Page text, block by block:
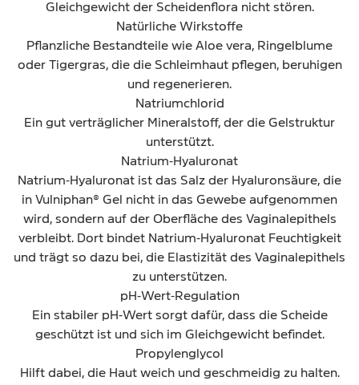
Gleichgewicht der Scheidenflora nicht stören.
Natürliche Wirkstoffe
Pflanzliche Bestandteile wie Aloe vera, Ringelblume
oder Tigergras, die die Schleimhaut pflegen, beruhigen
und regenerieren.
Natriumchlorid
Ein gut verträglicher Mineralstoff, der die Gelstruktur
unterstützt.
Natrium‑Hyaluronat
Natrium‑Hyaluronat ist das Salz der Hyaluronsäure, die
in Vulniphan® Gel nicht in das Gewebe aufgenommen
wird, sondern auf der Oberfläche des Vaginalepithels
verbleibt. Dort bindet Natrium‑Hyaluronat Feuchtigkeit
und trägt so dazu bei, die Elastizität des Vaginalepithels
zu unterstützen.
pH‑Wert‑Regulation
Ein stabiler pH‑Wert sorgt dafür, dass die Scheide
geschützt ist und sich im Gleichgewicht befindet.
Propylen­glycol
Hilft dabei, die Haut weich und geschmeidig zu halten.